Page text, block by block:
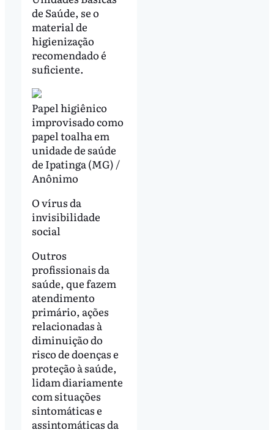
de Saúde, se o
material de
higienização
recomendado é
suficiente.
Papel higiênico
improvisado como
papel toalha em
unidade de saúde
de Ipatinga (MG) /
Anônimo
O vírus da
invisibilidade
social
Outros
profissionais da
saúde, que fazem
atendimento
primário, ações
relacionadas à
diminuição do
risco de doenças e
proteção à saúde,
lidam diariamente
com situações
sintomáticas e
assintomáticas da